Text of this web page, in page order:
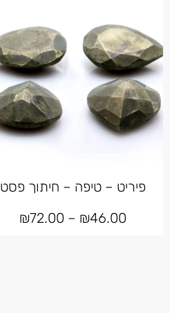
פיריט – טיפה – חיתוך פסט
₪46.00
–
₪72.00